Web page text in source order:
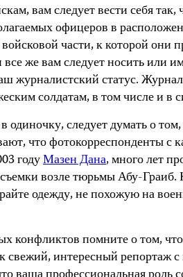
вам следует вести себя
офицеров в
части, к которой
же вам следует носить или
журналистский статус.
солдатам, в том числе и в
следует думать о
что фотокорреспонденты с
годуМазен Дана, много лет
возле тюрьмы Абу-
одежду, не похожую на
конфликтов помните о том,
интересный репортаж